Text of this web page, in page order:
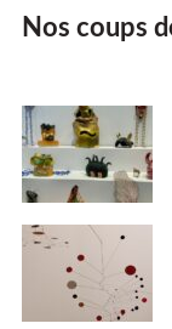
Nos coups